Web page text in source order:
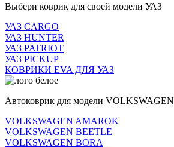
Выбери коврик для своей модели УАЗ
УАЗ CARGO
УАЗ HUNTER
УАЗ PATRIOT
УАЗ PICKUP
КОВРИКИ EVA ДЛЯ УАЗ
Автоковрик для модели VOLKSWAGEN
VOLKSWAGEN AMAROK
VOLKSWAGEN BEETLE
VOLKSWAGEN BORA